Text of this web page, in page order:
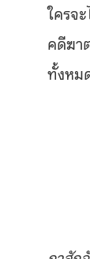
ใครจ
คดีฆา
ทั้งหม